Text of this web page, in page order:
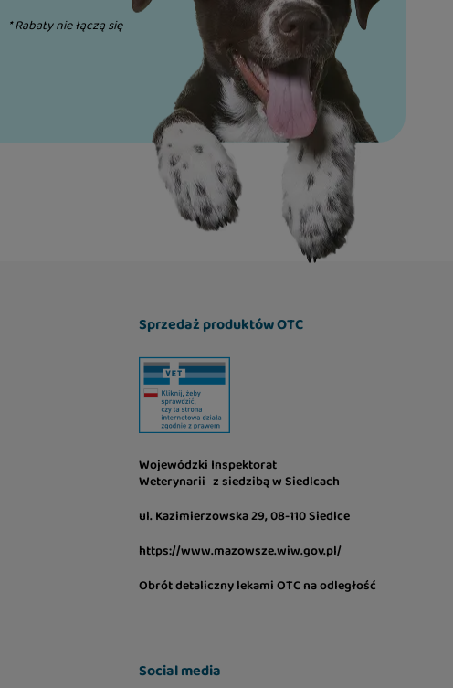
* Rabaty nie łączą się
Sprzedaż produktów OTC
Wojewódzki Inspektorat
Weterynarii z siedzibą w Siedlcach
ul. Kazimierzowska 29, 08-110 Siedlce
https://www.mazowsze.wiw.gov.pl/
Obrót detaliczny lekami OTC na odległość
Social media